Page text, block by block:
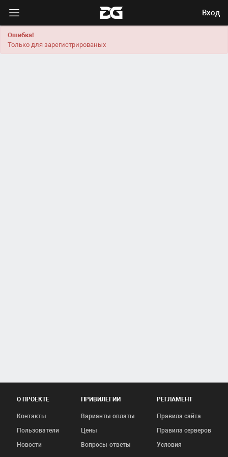
Вход
Ошибка!
Только для зарегистрированых
О ПРОЕКТЕ
Контакты
Пользователи
Новости
ПРИВИЛЕГИИ
Варианты оплаты
Цены
Вопросы-ответы
РЕГЛАМЕНТ
Правила сайта
Правила серверов
Условия